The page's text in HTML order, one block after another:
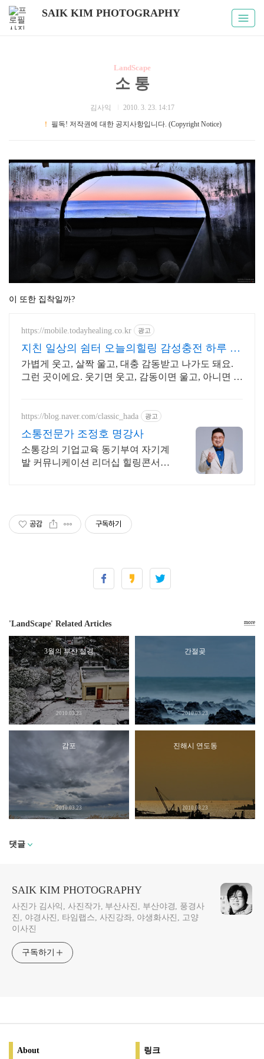
SAIK KIM PHOTOGRAPHY
LandScape
소 통
김사익
2010. 3. 23. 14:17
！
필독! 저작권에 대한 공지사항입니다. (Copyright Notice)
이 또한 집착일까?
https://mobile.todayhealing.co.kr 광고
지친 일상의 쉼터 오늘의힐링 감성충전 하루 5
분 힐링타임
가볍게 웃고, 살짝 울고, 대충 감동받고 나가도 돼요.
그런 곳이에요. 웃기면 웃고, 감동이면 울고, 아니면 그
https://blog.naver.com/classic_hada 광고
소통전문가 조정호 명강사
소통강의 기업교육 동기부여 자기계
발 커뮤니케이션 리더십 힐링콘서트
공감 구독하기
'LandScape' Related Articles
3월의 부산 설경
2010.03.23
간절곶
2010.03.23
감포
2010.03.23
진해시 연도동
2010.03.23
more
댓글
SAIK KIM PHOTOGRAPHY
사진가 김사익, 사진작가, 부산사진, 부산야경, 풍경사
진, 야경사진, 타임랩스, 사진강좌, 야생화사진, 고양
이사진
구독하기
About 링크